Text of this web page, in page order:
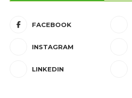
FACEBOOK
INSTAGRAM
LINKEDIN